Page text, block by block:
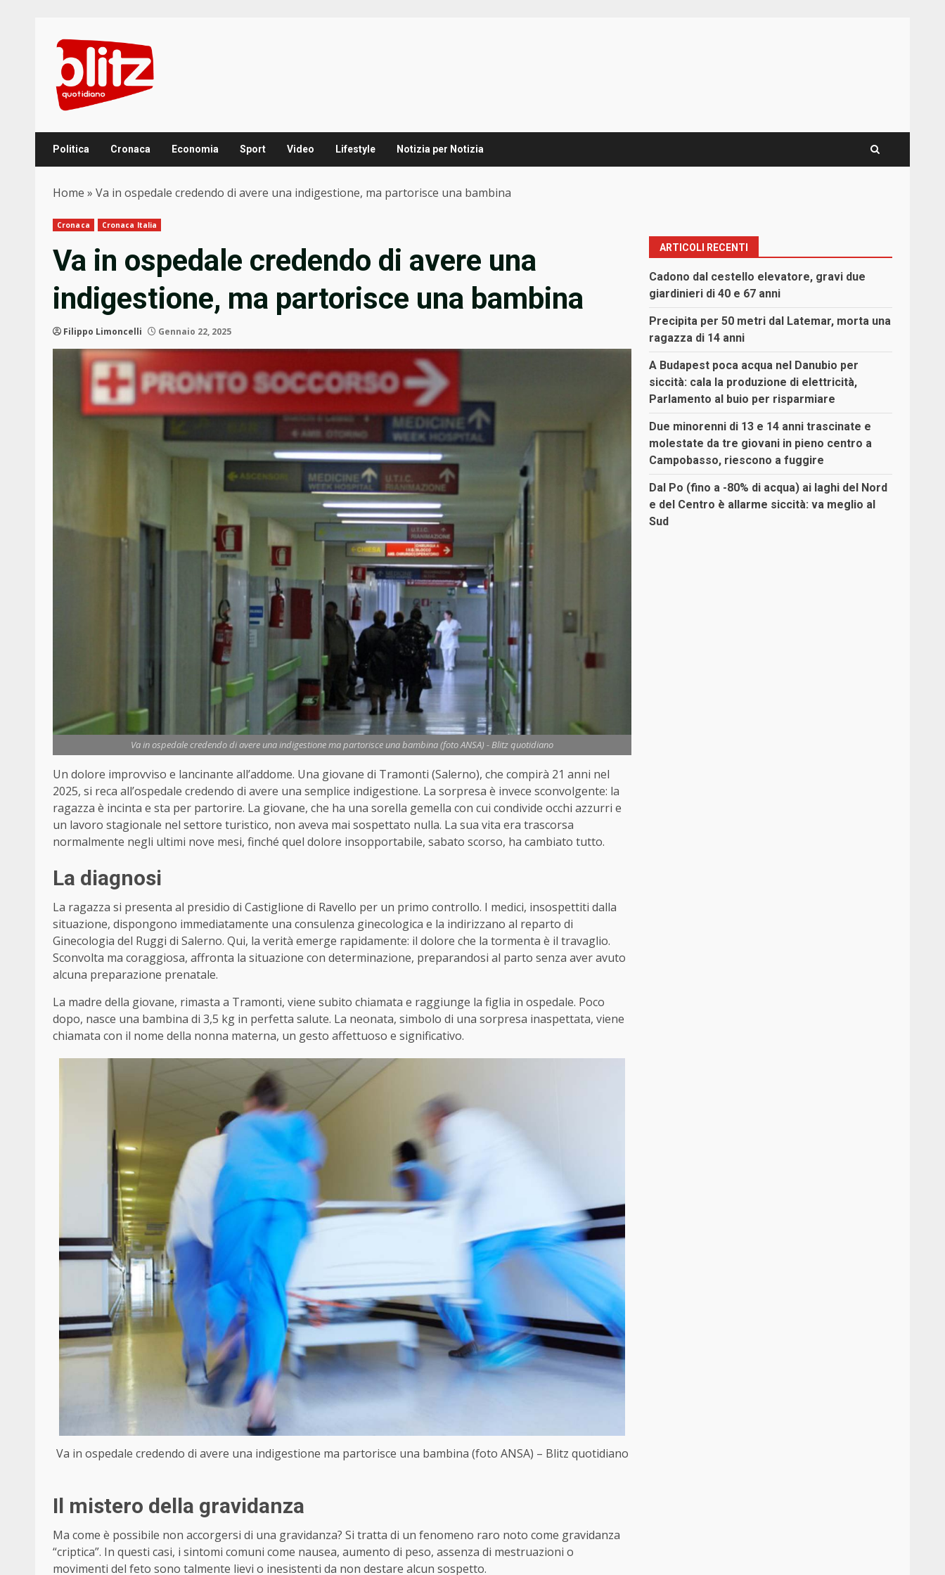
content
Politica Cronaca Economia Sport Video Lifestyle Notizia per Notizia
Home » Va in ospedale credendo di avere una indigestione, ma partorisce una bambina
Cronaca Cronaca Italia
Va in ospedale credendo di avere una
indigestione, ma partorisce una bambina
Filippo Limoncelli Gennaio 22, 2025
Va in ospedale credendo di avere una indigestione ma partorisce una bambina (foto ANSA) - Blitz quotidiano
Un dolore improvviso e lancinante all’addome. Una giovane di Tramonti (Salerno), che compirà 21 anni nel
2025, si reca all’ospedale credendo di avere una semplice indigestione. La sorpresa è invece sconvolgente: la
ragazza è incinta e sta per partorire. La giovane, che ha una sorella gemella con cui condivide occhi azzurri e
un lavoro stagionale nel settore turistico, non aveva mai sospettato nulla. La sua vita era trascorsa
normalmente negli ultimi nove mesi, finché quel dolore insopportabile, sabato scorso, ha cambiato tutto.
La diagnosi
La ragazza si presenta al presidio di Castiglione di Ravello per un primo controllo. I medici, insospettiti dalla
situazione, dispongono immediatamente una consulenza ginecologica e la indirizzano al reparto di
Ginecologia del Ruggi di Salerno. Qui, la verità emerge rapidamente: il dolore che la tormenta è il travaglio.
Sconvolta ma coraggiosa, affronta la situazione con determinazione, preparandosi al parto senza aver avuto
alcuna preparazione prenatale.
La madre della giovane, rimasta a Tramonti, viene subito chiamata e raggiunge la figlia in ospedale. Poco
dopo, nasce una bambina di 3,5 kg in perfetta salute. La neonata, simbolo di una sorpresa inaspettata, viene
chiamata con il nome della nonna materna, un gesto affettuoso e significativo.
Va in ospedale credendo di avere una indigestione ma partorisce una bambina (foto ANSA) – Blitz quotidiano
Il mistero della gravidanza
Ma come è possibile non accorgersi di una gravidanza? Si tratta di un fenomeno raro noto come gravidanza
“criptica”. In questi casi, i sintomi comuni come nausea, aumento di peso, assenza di mestruazioni o
movimenti del feto sono talmente lievi o inesistenti da non destare alcun sospetto.
ARTICOLI RECENTI
Cadono dal cestello elevatore, gravi due
giardinieri di 40 e 67 anni
Precipita per 50 metri dal Latemar, morta una
ragazza di 14 anni
A Budapest poca acqua nel Danubio per
siccità: cala la produzione di elettricità,
Parlamento al buio per risparmiare
Due minorenni di 13 e 14 anni trascinate e
molestate da tre giovani in pieno centro a
Campobasso, riescono a fuggire
Dal Po (fino a -80% di acqua) ai laghi del Nord
e del Centro è allarme siccità: va meglio al
Sud